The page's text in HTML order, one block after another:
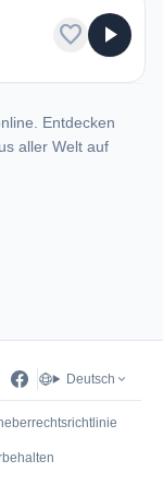
stations
favorite play_arrow
Entdecken
aller Welt auf
Deutsch
Tab)